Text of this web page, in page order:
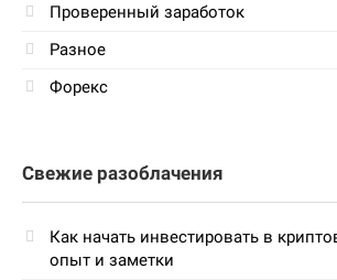
Проверенный заработок
Разное
Форекс
Свежие разоблачения
Как начать инвестировать в
опыт и заметки